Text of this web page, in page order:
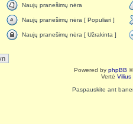
Naujų pranešimų nėra
Naujų pranešimų nėra [ Populiari ]
Naujų pranešimų nėra [ Užrakinta ]
Powered by phpBB
Vertė Vilius
Paspauskite ant